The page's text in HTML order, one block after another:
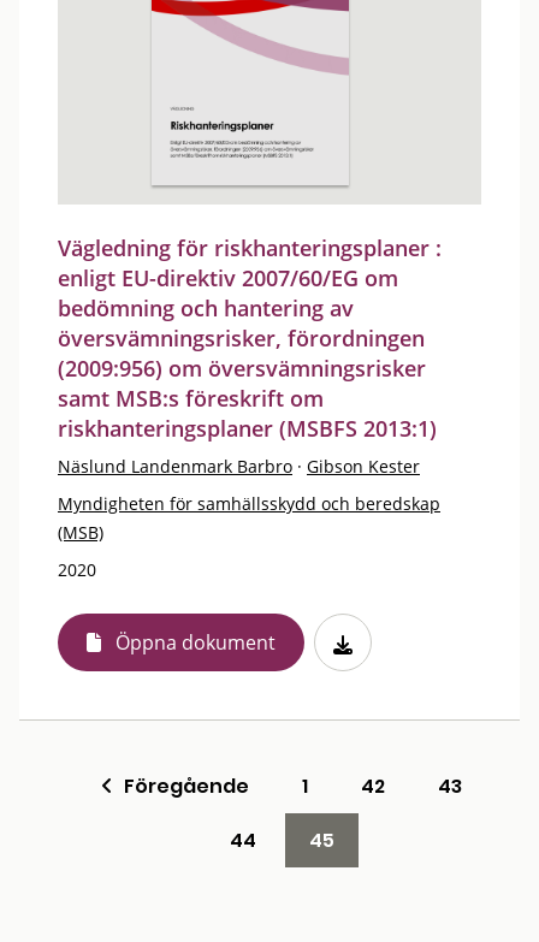
Vägledning för riskhanteringsplaner :
enligt EU-direktiv 2007/60/EG om
bedömning och hantering av
översvämningsrisker, förordningen
(2009:956) om översvämningsrisker
samt MSB:s föreskrift om
riskhanteringsplaner (MSBFS 2013:1)
Näslund Landenmark Barbro · Gibson Kester
Myndigheten för samhällsskydd och beredskap
(MSB)
2020
Öppna dokument
Föregående 1 42
43
44
45